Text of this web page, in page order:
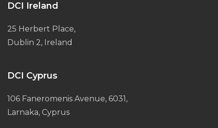
DCI Ireland
25 Herbert Place,
Dublin 2, Ireland
DCI Cyprus
106 Faneromenis Avenue, 6031,
Larnaka, Cyprus